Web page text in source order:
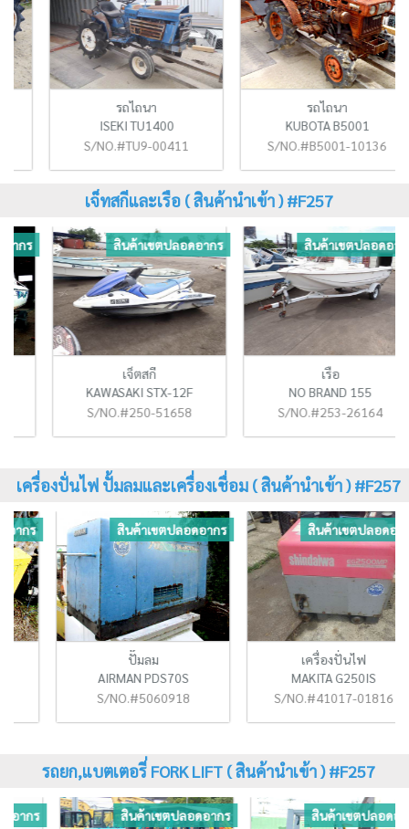
รถไถนา
ISEKI TU1400
S/NO.#TU9-00411
รถไถนา
KUBOTA B5001
S/NO.#B5001-10136
เจ็ทสกีและเรือ ( สินค้านำเข้า ) #F257
สินค้าเขตปลอดอากร
เจ็ตสกี
KAWASAKI STX-12F
S/NO.#250-51658
สินค้าเขตปลอดอากร
NO BRAND 155
S/NO.#253-26164
เครื่องปั่นไฟ ปั้มลมและเครื่องเชื่อม ( สินค้านำเข้า ) #F257
สินค้าเขตปลอดอากร
AIRMAN PDS70S
S/NO.#5060918
สินค้าเขตปลอดอากร
เครื่องปั่นไฟ
MAKITA G250IS
S/NO.#41017-01816
รถยก,แบตเตอรี่ FORK LIFT ( สินค้านำเข้า ) #F257
สินค้าเขตปลอดอากร สินค้าเขตปลอดอากร